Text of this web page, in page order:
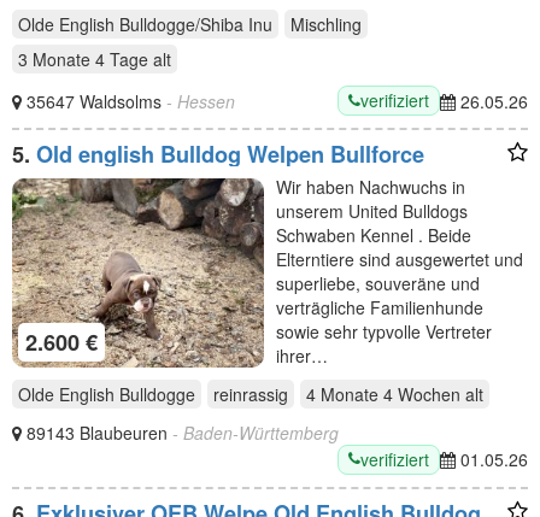
Olde English Bulldogge/Shiba Inu
Mischling
3 Monate 4 Tage alt
35647 Waldsolms - Hessen verifiziert 26.05.26
5. Old english Bulldog Welpen Bullforce
2.600 €
Wir haben Nachwuchs in
unserem United Bulldogs
Schwaben Kennel . Beide
Elterntiere sind ausgewertet und
superliebe, souveräne und
verträgliche Familienhunde
sowie sehr typvolle Vertreter
ihrer…
Olde English Bulldogge
reinrassig 4 Monate 4 Wochen alt
89143 Blaubeuren - Baden-Württemberg
verifiziert
01.05.26